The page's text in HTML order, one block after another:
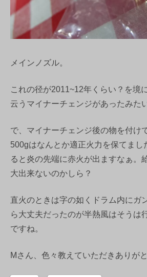
メインノズル。
これの径が2011~12年くらい？を境
云うマイナーチェンジがあったみた
で、マイナーチェンジ後の物を付け
500gはなんとか適正火力を保てまし
ると炎の先端に赤火が出ますなぁ。
大出来ないのかしら？
直火のときは字の如くドラム内にガ
ら大丈夫だったのが半熱風はそうは
ですね。
Mさん、色々教えていただきありが